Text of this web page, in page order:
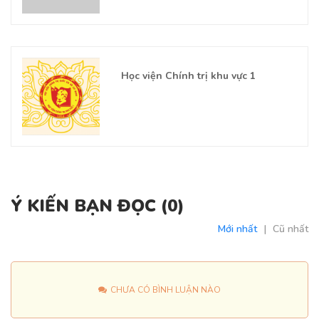
Học viện Chính trị khu vực 1
Ý KIẾN BẠN ĐỌC (0)
Mới nhất | Cũ nhất
CHƯA CÓ BÌNH LUẬN NÀO